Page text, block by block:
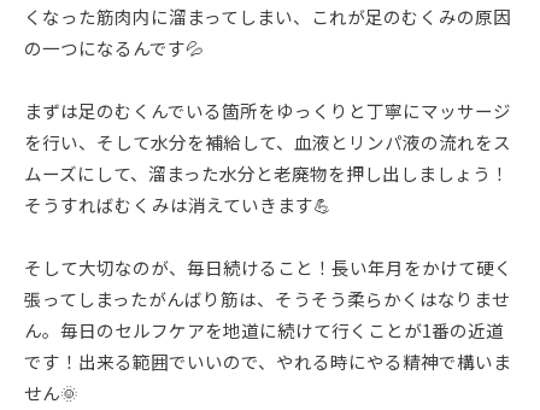
くなった筋肉内に溜まってしまい、これが足のむくみの原因
の一つになるんです💦
まずは足のむくんでいる箇所をゆっくりと丁寧にマッサージ
を行い、そして水分を補給して、血液とリンパ液の流れをス
ムーズにして、溜まった水分と老廃物を押し出しましょう！
そうすればむくみは消えていきます💪
そして大切なのが、毎日続けること！長い年月をかけて硬く
張ってしまったがんばり筋は、そうそう柔らかくはなりませ
ん。毎日のセルフケアを地道に続けて行くことが1番の近道
です！出来る範囲でいいので、やれる時にやる精神で構いま
せん🌞